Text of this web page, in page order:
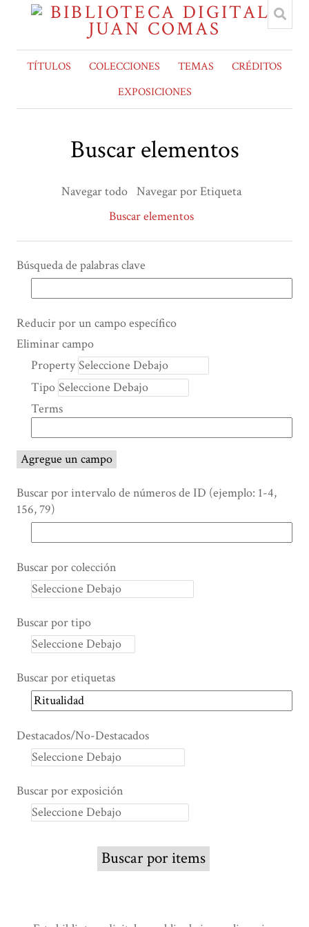
TÍTULOS COLECCIONES TEMAS
CRÉDITOS
EXPOSICIONES
Buscar elementos
Navegar todo Navegar por Etiqueta
Buscar elementos
Búsqueda de palabras clave
Number
rows
"Reducir
por
campo
específico":
1
Reducir por un campo específico
Search Property
Tipo de búsqueda
Términos de búsqueda
Ensamblador de Búsqueda
Eliminar campo
Property
Tipo
Terms
Agregue un campo
Buscar por intervalo de números de ID (ejemplo: 1-4,
156, 79)
Buscar por colección
Buscar por tipo
Buscar por etiquetas
Destacados/No-Destacados
Buscar por exposición